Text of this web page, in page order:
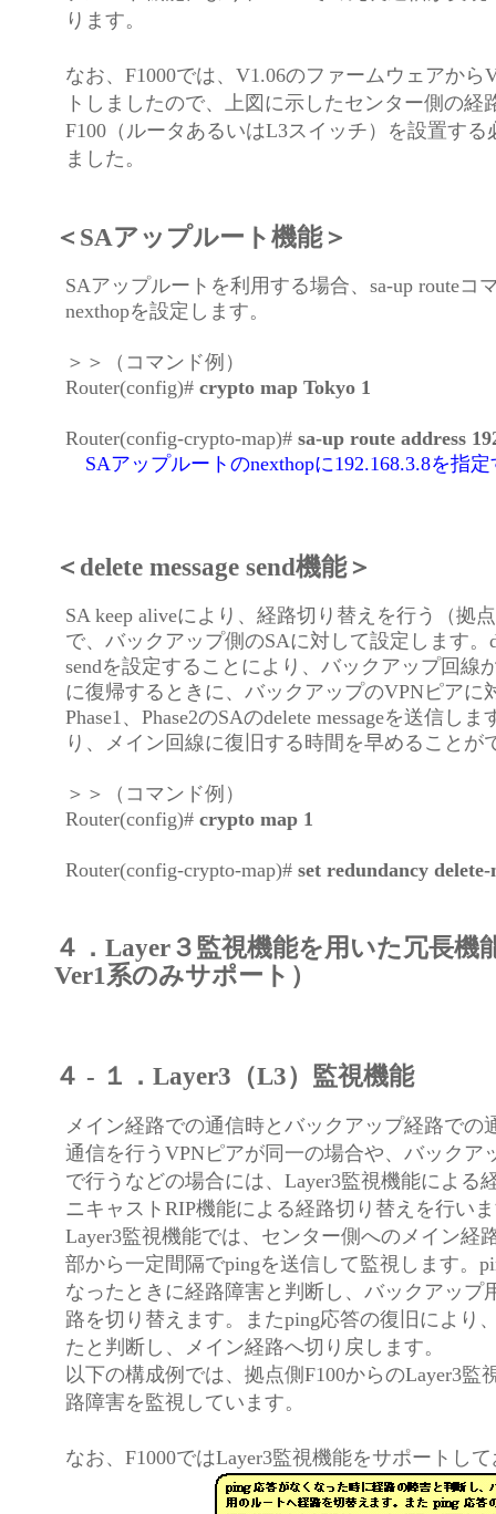
ります。
なお、F1000では、V1.06のファームウェアから
トしましたので、上図に示したセンター側の経
F100（ルータあるいはL3スイッチ）を設置する
ました。
＜SAアップルート機能＞
SAアップルートを利用する場合、sa-up routeコ
nexthopを設定します。
＞＞（コマンド例）
Router(config)# crypto map Tokyo 1
Router(config-crypto-map)# sa-up route address
SAアップルートのnexthopに192.168.3.8を指定
＜delete message send機能＞
SA keep aliveにより、経路切り替えを行う（拠
で、バックアップ側のSAに対して設定します。
sendを設定することにより、バックアップ回線
に復帰するときに、バックアップのVPNピアに
Phase1、Phase2のSAのdelete messageを送信し
り、メイン回線に復旧する時間を早めることが
＞＞（コマンド例）
Router(config)# crypto map 1
Router(config-crypto-map)# set redundancy delete-
４．Layer３監視機能を用いた冗長機
Ver1系のみサポート）
４ - １．Layer3（L3）監視機能
メイン経路での通信時とバックアップ経路での
通信を行うVPNピアが同一の場合や、バックア
で行うなどの場合には、Layer3監視機能による
ニキャストRIP機能による経路切り替えを行い
Layer3監視機能では、センター側へのメイン経
部から一定間隔でpingを送信して監視します。
なったときに経路障害と判断し、バックアップ
路を切り替えます。またping応答の復旧により
たと判断し、メイン経路へ切り戻します。
以下の構成例では、拠点側F100からのLayer3監
路障害を監視しています。
なお、F1000ではLayer3監視機能をサポートし